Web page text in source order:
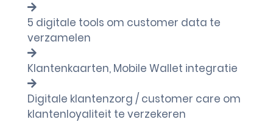
5 digitale tools om customer data te
verzamelen
Klantenkaarten, Mobile Wallet integratie
Digitale klantenzorg / customer care om
klantenloyaliteit te verzekeren